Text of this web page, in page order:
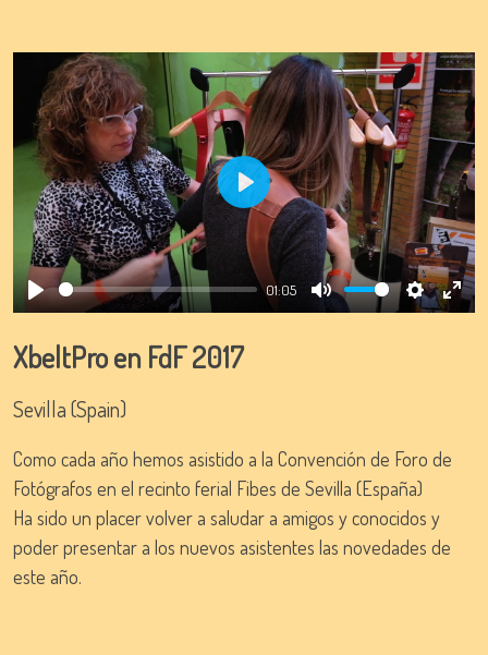
Play
01:05
Mute Settings
Play
XbeltPro en FdF 2017
Sevilla (Spain)
Como cada año hemos asistido a la Convención de Foro de
Fotógrafos en el recinto ferial Fibes de Sevilla (España)
Ha sido un placer volver a saludar a amigos y conocidos y
poder presentar a los nuevos asistentes las novedades de
este año.